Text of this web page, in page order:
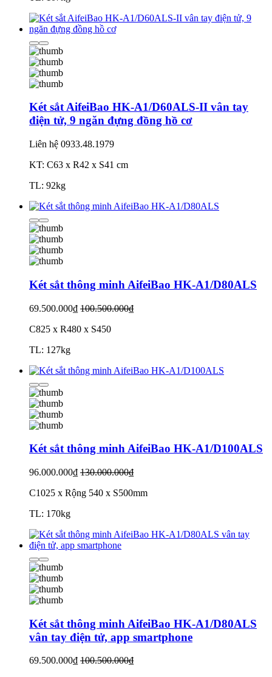
Két sắt AifeiBao HK-A1/D60ALS-II vân tay
điện tử, 9 ngăn đựng đồng hồ cơ
Liên hệ 0933.48.1979
KT: C63 x R42 x S41 cm
TL: 92kg
Két sắt thông minh AifeiBao HK-A1/D80ALS
69.500.000₫ 100.500.000₫
C825 x R480 x S450
TL: 127kg
Két sắt thông minh AifeiBao HK-A1/D100ALS
96.000.000₫ 130.000.000₫
C1025 x Rộng 540 x S500mm
TL: 170kg
Két sắt thông minh AifeiBao HK-A1/D80ALS
vân tay điện tử, app smartphone
69.500.000₫ 100.500.000₫